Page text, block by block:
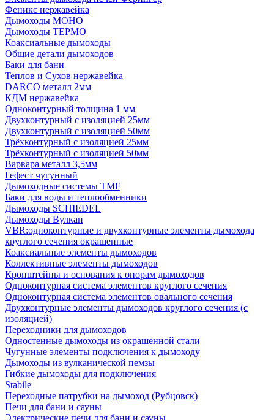
Феникс нержавейка
Дымоходы МОНО
Дымоходы ТЕРМО
Коаксиальные дымоходы
Общие детали дымоходов
Баки для бани
Теплов и Сухов нержавейка
DARCO металл 2мм
КДМ нержавейка
Одноконтурный толщина 1 мм
Двухконтурный с изоляцией 25мм
Двухконтурный с изоляцией 50мм
Трёхконтурный с изоляцией 25мм
Трёхконтурный с изоляцией 50мм
Варвара металл 3,5мм
Гефест чугунный
Дымоходные системы TMF
Баки для воды и теплообменники
Дымоходы SCHIEDEL
Дымоходы Вулкан
VBR:одноконтурные и двухконтурные элементы дымохода
круглого сечения окрашенные
Коаксиальные элементы дымоходов
Коллективные элементы дымоходов
Кронштейны и основания к опорам дымоходов
Одноконтурная система элементов круглого сечения
Одноконтурная система элементов овального сечения
Двухконтурные элементы дымоходов круглого сечения (с
изоляцией)
Переходники для дымоходов
Одностенные дымоходы из окрашенной стали
Чугунные элементы подключения к дымоходу
Дымоходы из вулканической пемзы
Гибкие дымоходы для подключения
Stabile
Переходные патрубки на дымоход (Рубцовск)
Печи для бани и сауны
Электрические печи для бани и сауны